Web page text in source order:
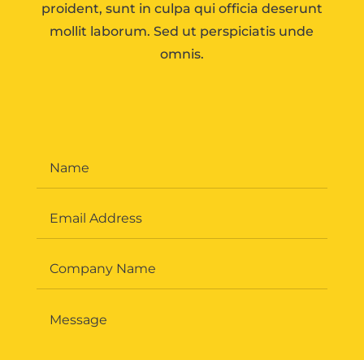
proident, sunt in culpa qui officia deserunt
mollit laborum. Sed ut perspiciatis unde
omnis.